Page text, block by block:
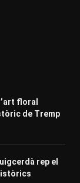
floral
de Tremp
rep el